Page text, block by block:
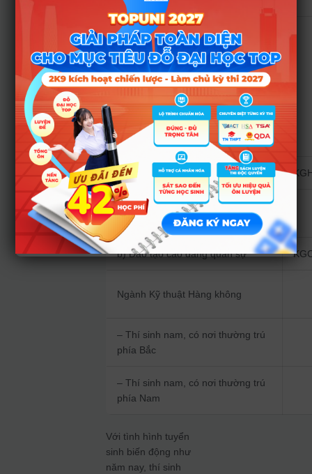
– Địa chỉ: Cổng 3, đường Biệt Thự,
thành phố Nha Trang, tỉnh Khánh
Hòa
– Điện thoại: 069697941.
dannguyenthanh1972@gmail.com.
– Website:
http://www.tsqkq.edu.vn.
a) Đào tạo đại học quân sự
Ngành Sĩ quan CHTM Không quân
(Phi công quân sự)
b) Đào tạo cao đẳng quân sự
Ngành Kỹ thuật Hàng không
– Thí sinh nam, có nơi thường trú
phía Bắc
– Thí sinh nam, có nơi thường trú
phía Nam
Với tình hình tuyển
sinh biến động như
năm nay, thí sinh